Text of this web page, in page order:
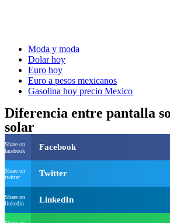
Moda y moda
Dolar hoy
Euro hoy
Euro a pesos mexicanos
Gasolina hoy precio Mexico
Diferencia entre pantalla
solar
Share on
facebook
Facebook
Share on
twitter
Twitter
Share on
linkedin
LinkedIn